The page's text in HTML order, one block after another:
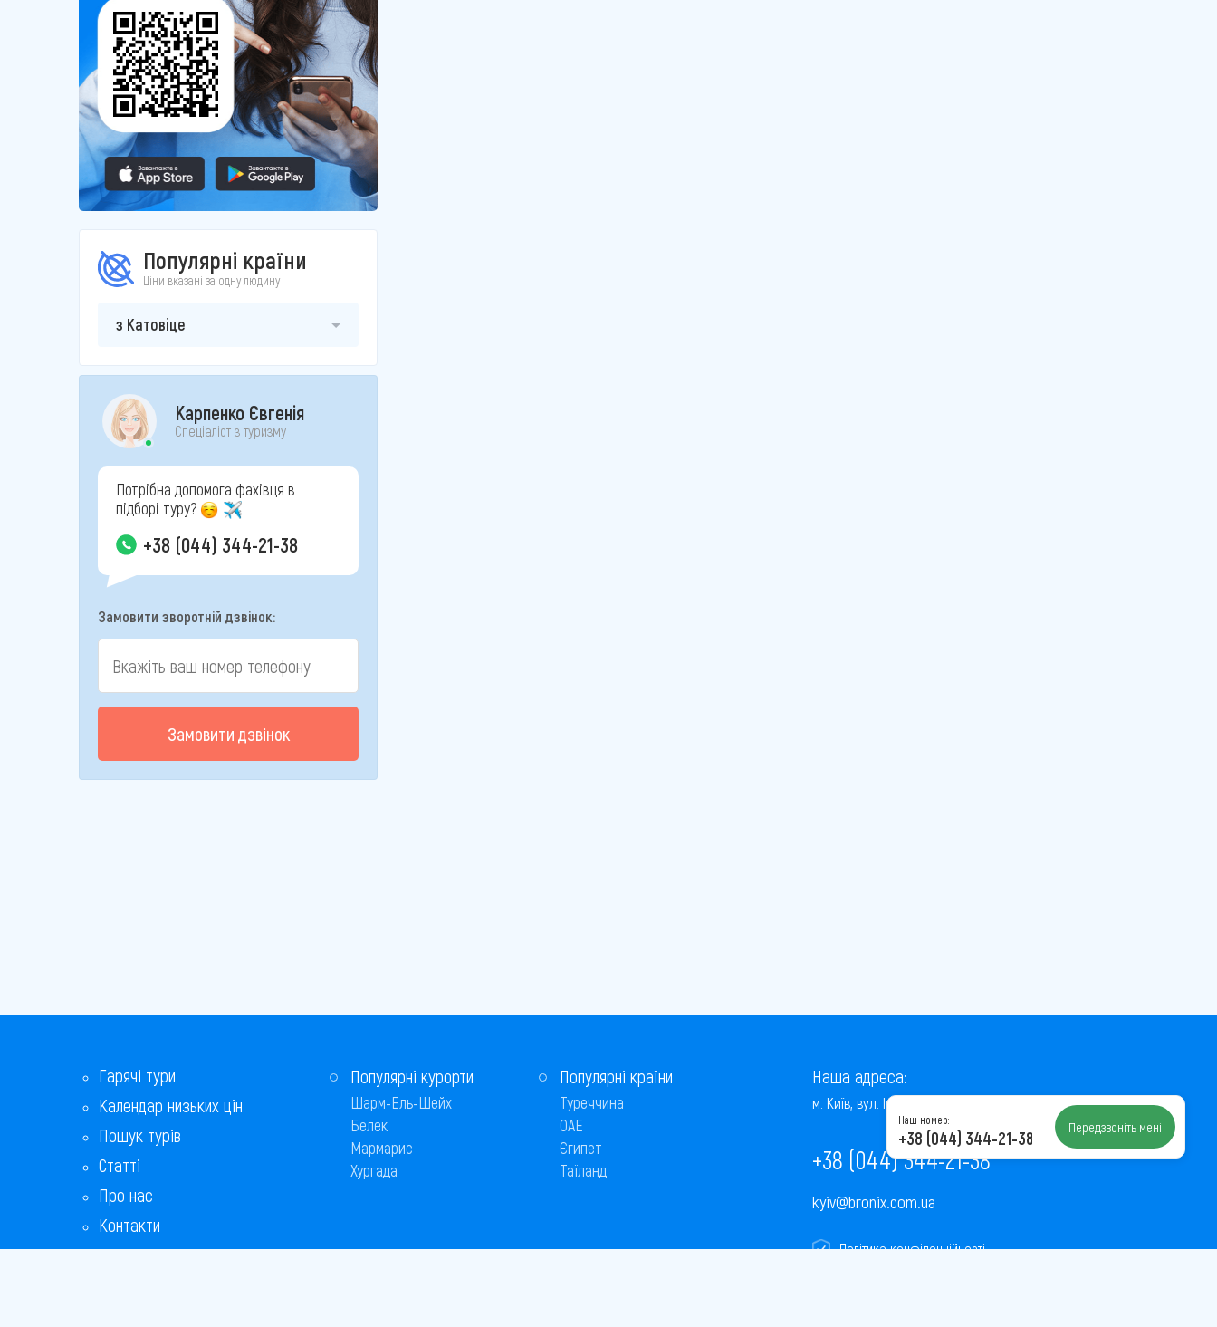
Популярні країни
Ціни вказані за одну людину
з Катовіце
Карпенко Євгенія
Спеціаліст з туризму
Потрібна допомога фахівця в
підборі туру?
+38 (044) 344-21-38
Замовити зворотній дзвінок:
Замовити дзвінок
Гарячі тури
Календар низьких цін
Пошук турів
Статті
Про нас
Контакти
Бонусна програма
Популярні курорти
Шарм-Ель-Шейх
Белек
Мармарис
Хургада
Популярні країни
Туреччина
ОАЕ
Єгипет
Таїланд
Наша адреса:
м. Київ, вул. Інститутська, 22/7, оф. 41
+38 (044) 344-21-38
kyiv@bronix.com.ua
Політика конфіденційності
Наш номер:
+38 (044) 344-21-38 Передзвоніть мені